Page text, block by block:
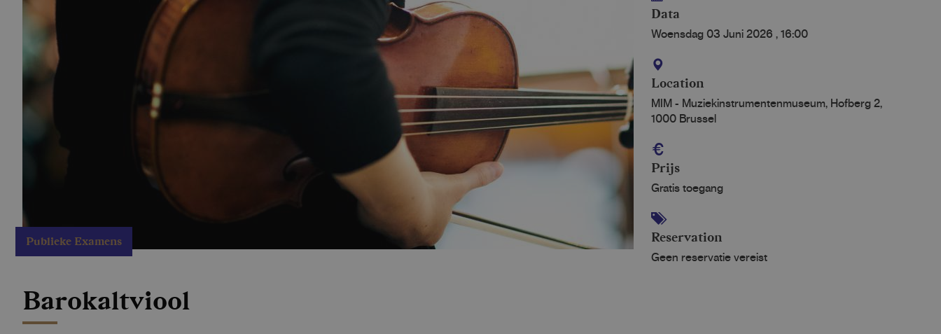
Publieke Examens
Data
Woensdag 03 Juni 2026 ,16:00
Location
MIM - Muziekinstrumentenmuseum, Hofberg 2,
1000 Brussel
Prijs
Gratis toegang
Reservation
Geen reservatie vereist
Barokaltviool